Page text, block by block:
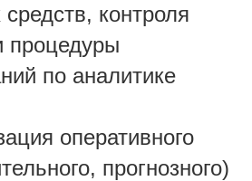
контроля
процедуры
по аналитике
оперативного
прогнозного)